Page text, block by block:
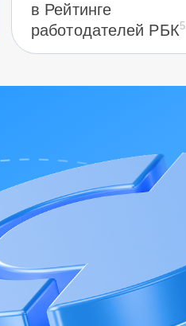
в Рейтинге
работодателей РБК5